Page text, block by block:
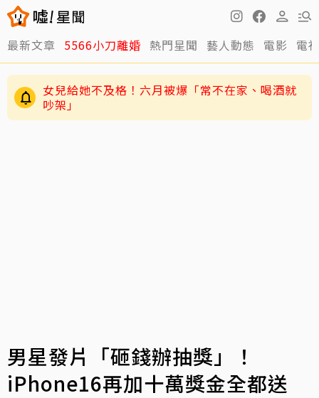
最新文章 5566小刀離婚 熱門星聞 藝人動態 電影 電
女兒給她不及格！六月被爆「常不在家、喝酒就
吵架」
男星發片「砸錢辦抽獎」！
iPhone16再加十萬獎金全都送